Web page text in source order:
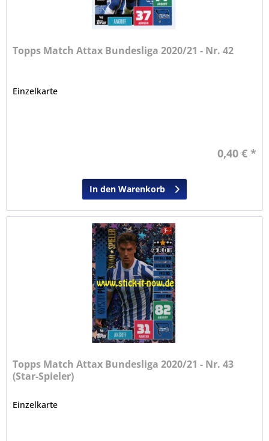
Topps Match Attax Bundesliga 2020/21 - Nr. 42
Einzelkarte
0,40 € *
In den Warenkorb
Topps Match Attax Bundesliga 2020/21 - Nr. 43
(Star-Spieler)
Einzelkarte